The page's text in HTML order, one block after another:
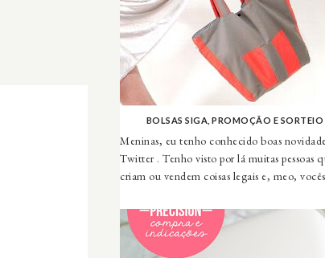
BOLSAS SIGA, PROMOÇÃO E SORTEIO
Meninas, eu tenho conhecido boas
Twitter . Tenho visto por lá muitas pessoas
criam ou vendem coisas legais e, meo,